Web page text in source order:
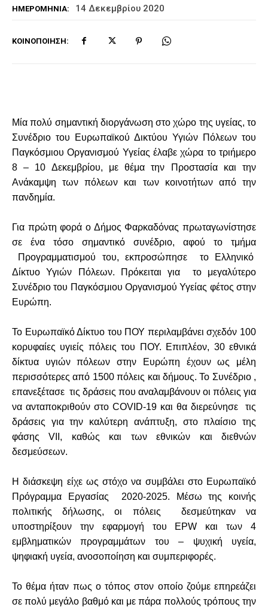
ΗΜΕΡΟΜΗΝΊΑ: 14 Δεκεμβρίου 2020
ΚΟΙΝΟΠΟΊΗΣΗ:
Μία πολύ σημαντική διοργάνωση στο χώρο της υγείας, το
Συνέδριο του Ευρωπαϊκού Δικτύου Υγιών Πόλεων του
Παγκόσμιου Οργανισμού Υγείας έλαβε χώρα το τριήμερο
8 – 10 Δεκεμβρίου, με θέμα την Προστασία και την
Ανάκαμψη των πόλεων και των κοινοτήτων από την
πανδημία.
Για πρώτη φορά ο Δήμος Φαρκαδόνας πρωταγωνίστησε
σε ένα τόσο σημαντικό συνέδριο, αφού το τμήμα
Προγραμματισμού του, εκπροσώπησε το Ελληνικό
Δίκτυο Υγιών Πόλεων. Πρόκειται για το μεγαλύτερο
Συνέδριο του Παγκόσμιου Οργανισμού Υγείας φέτος στην
Ευρώπη.
Το Ευρωπαϊκό Δίκτυο του ΠΟΥ περιλαμβάνει σχεδόν 100
κορυφαίες υγιείς πόλεις του ΠΟΥ. Επιπλέον, 30 εθνικά
δίκτυα υγιών πόλεων στην Ευρώπη έχουν ως μέλη
περισσότερες από 1500 πόλεις και δήμους. Το Συνέδριο ,
επανεξέτασε τις δράσεις που αναλαμβάνουν οι πόλεις για
να ανταποκριθούν στο COVID-19 και θα διερεύνησε τις
δράσεις για την καλύτερη ανάπτυξη, στο πλαίσιο της
φάσης VII, καθώς και των εθνικών και διεθνών
δεσμεύσεων.
Η διάσκεψη είχε ως στόχο να συμβάλει στο Ευρωπαϊκό
Πρόγραμμα Εργασίας 2020-2025. Μέσω της κοινής
πολιτικής δήλωσης, οι πόλεις δεσμεύτηκαν να
υποστηρίξουν την εφαρμογή του EPW και των 4
εμβληματικών προγραμμάτων του – ψυχική υγεία,
ψηφιακή υγεία, ανοσοποίηση και συμπεριφορές.
Το θέμα ήταν πως ο τόπος στον οποίο ζούμε επηρεάζει
σε πολύ μεγάλο βαθμό και με πάρα πολλούς τρόπους την